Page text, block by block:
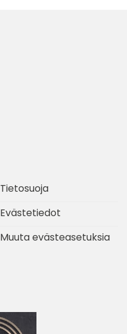
Tietosuoja
Evästetiedot
Muuta evästeasetuksia